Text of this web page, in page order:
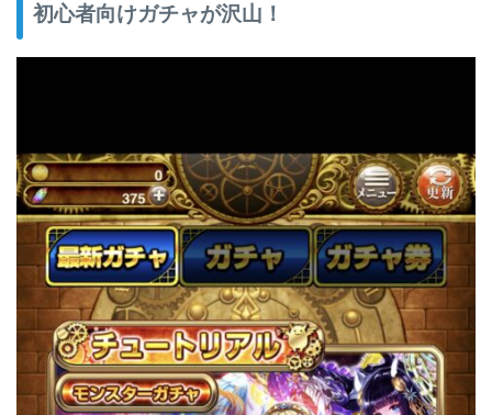
初心者向けガチャが沢山！